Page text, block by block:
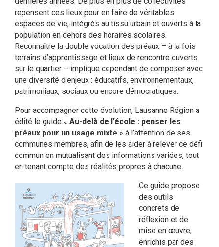
repensent ces lieux pour en faire de véritables
espaces de vie, intégrés au tissu urbain et ouverts à la
population en dehors des horaires scolaires.
Reconnaître la double vocation des préaux – à la fois
terrains d’apprentissage et lieux de rencontre ouverts
sur le quartier – implique cependant de composer avec
une diversité d’enjeux : éducatifs, environnementaux,
patrimoniaux, sociaux ou encore démocratiques.
Pour accompagner cette évolution, Lausanne Région a
édité le guide « Au-delà de l’école : penser les
préaux pour un usage mixte » à l’attention de ses
communes membres, afin de les aider à relever ce défi
commun en mutualisant des informations variées, tout
en tenant compte des réalités propres à chacune.
Ce guide propose
des outils
concrets de
réflexion et de
mise en œuvre,
enrichis par des